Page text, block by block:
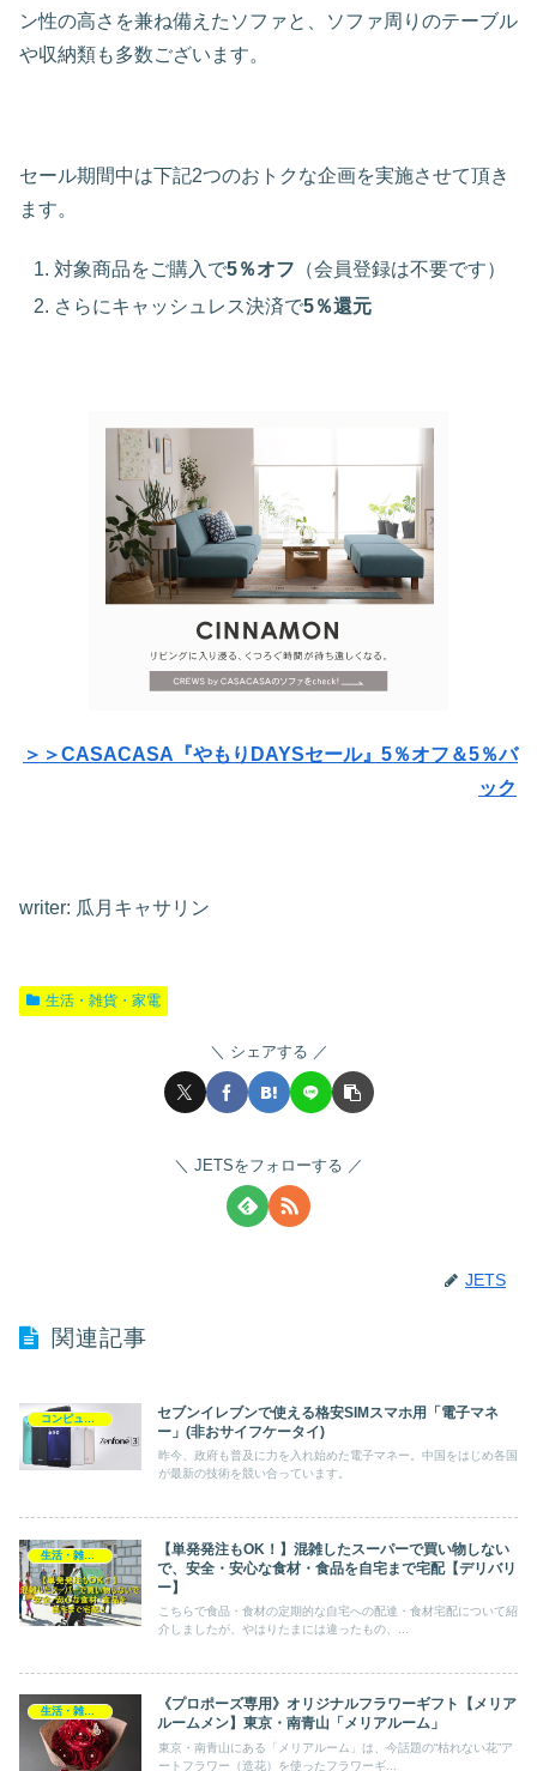
ン性の高さを兼ね備えたソファと、ソファ周りのテーブル
や収納類も多数ございます。
セール期間中は下記2つのおトクな企画を実施させて頂き
ます。
対象商品をご購入で5％オフ （会員登録は不要です）
さらにキャッシュレス決済で5％還元
＞＞CASACASA『やもりDAYSセール』5％オフ＆5％バ
ック
writer: 瓜月キャサリン
生活・雑貨・家電
シェアする
JETSをフォローする
JETS
関連記事
セブンイレブンで使える格安SIMスマホ用「電子マネ
ー」(非おサイフケータイ)
昨今、政府も普及に力を入れ始めた電子マネー。中国をはじめ各国
が最新の技術を競い合っています。
生活・雑貨・家電
【単発発注もOK！】混雑したスーパーで買い物しない
で、安全・安心な食材・食品を自宅まで宅配【デリバリ
ー】
こちらで食品・食材の定期的な自宅への配達・食材宅配について紹
介しましたが、やはりたまには違ったもの、...
生活・雑貨・家電
《プロポーズ専用》オリジナルフラワーギフト【メリア
ルームメン】東京・南青山「メリアルーム」
東京・南青山にある「メリアルーム」は、今話題の“枯れない花”ア
ートフラワー（造花）を使ったフラワーギ...